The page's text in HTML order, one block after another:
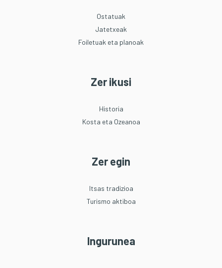
Ostatuak
Jatetxeak
Foiletuak eta planoak
Zer ikusi
Historia
Kosta eta Ozeanoa
Zer egin
Itsas tradizioa
Turismo aktiboa
Ingurunea